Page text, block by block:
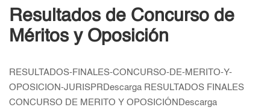
Resultados de Concurso de
Méritos y Oposición
RESULTADOS-FINALES-CONCURSO-DE-MERITO-Y-
OPOSICION-JURISPRDescarga RESULTADOS FINALES
CONCURSO DE MERITO Y OPOSICIÓNDescarga